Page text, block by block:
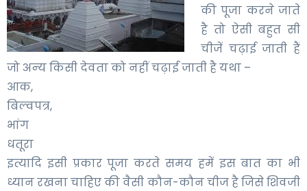
की पूजा करने जाते
है तो ऐसी बहुत सी
चीजें चढ़ाई जाती हैं
जो अन्‍य किसी देवता को नहीं चढ़ाई जाती है यथा –
आक,
बिल्वपत्र,
भांग
धतूरा
इत्यादि इसी प्रकार पूजा करते समय हमें इस बात का भी
ध्यान रखना चाहिए की वैसी कौन-कौन चीज है जिसे शिवजी